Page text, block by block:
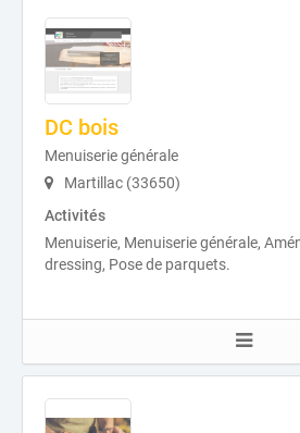
DC bois
Menuiserie générale
Martillac (33650)
Activités
Menuiserie, Menuiserie générale,
dressing, Pose de parquets.